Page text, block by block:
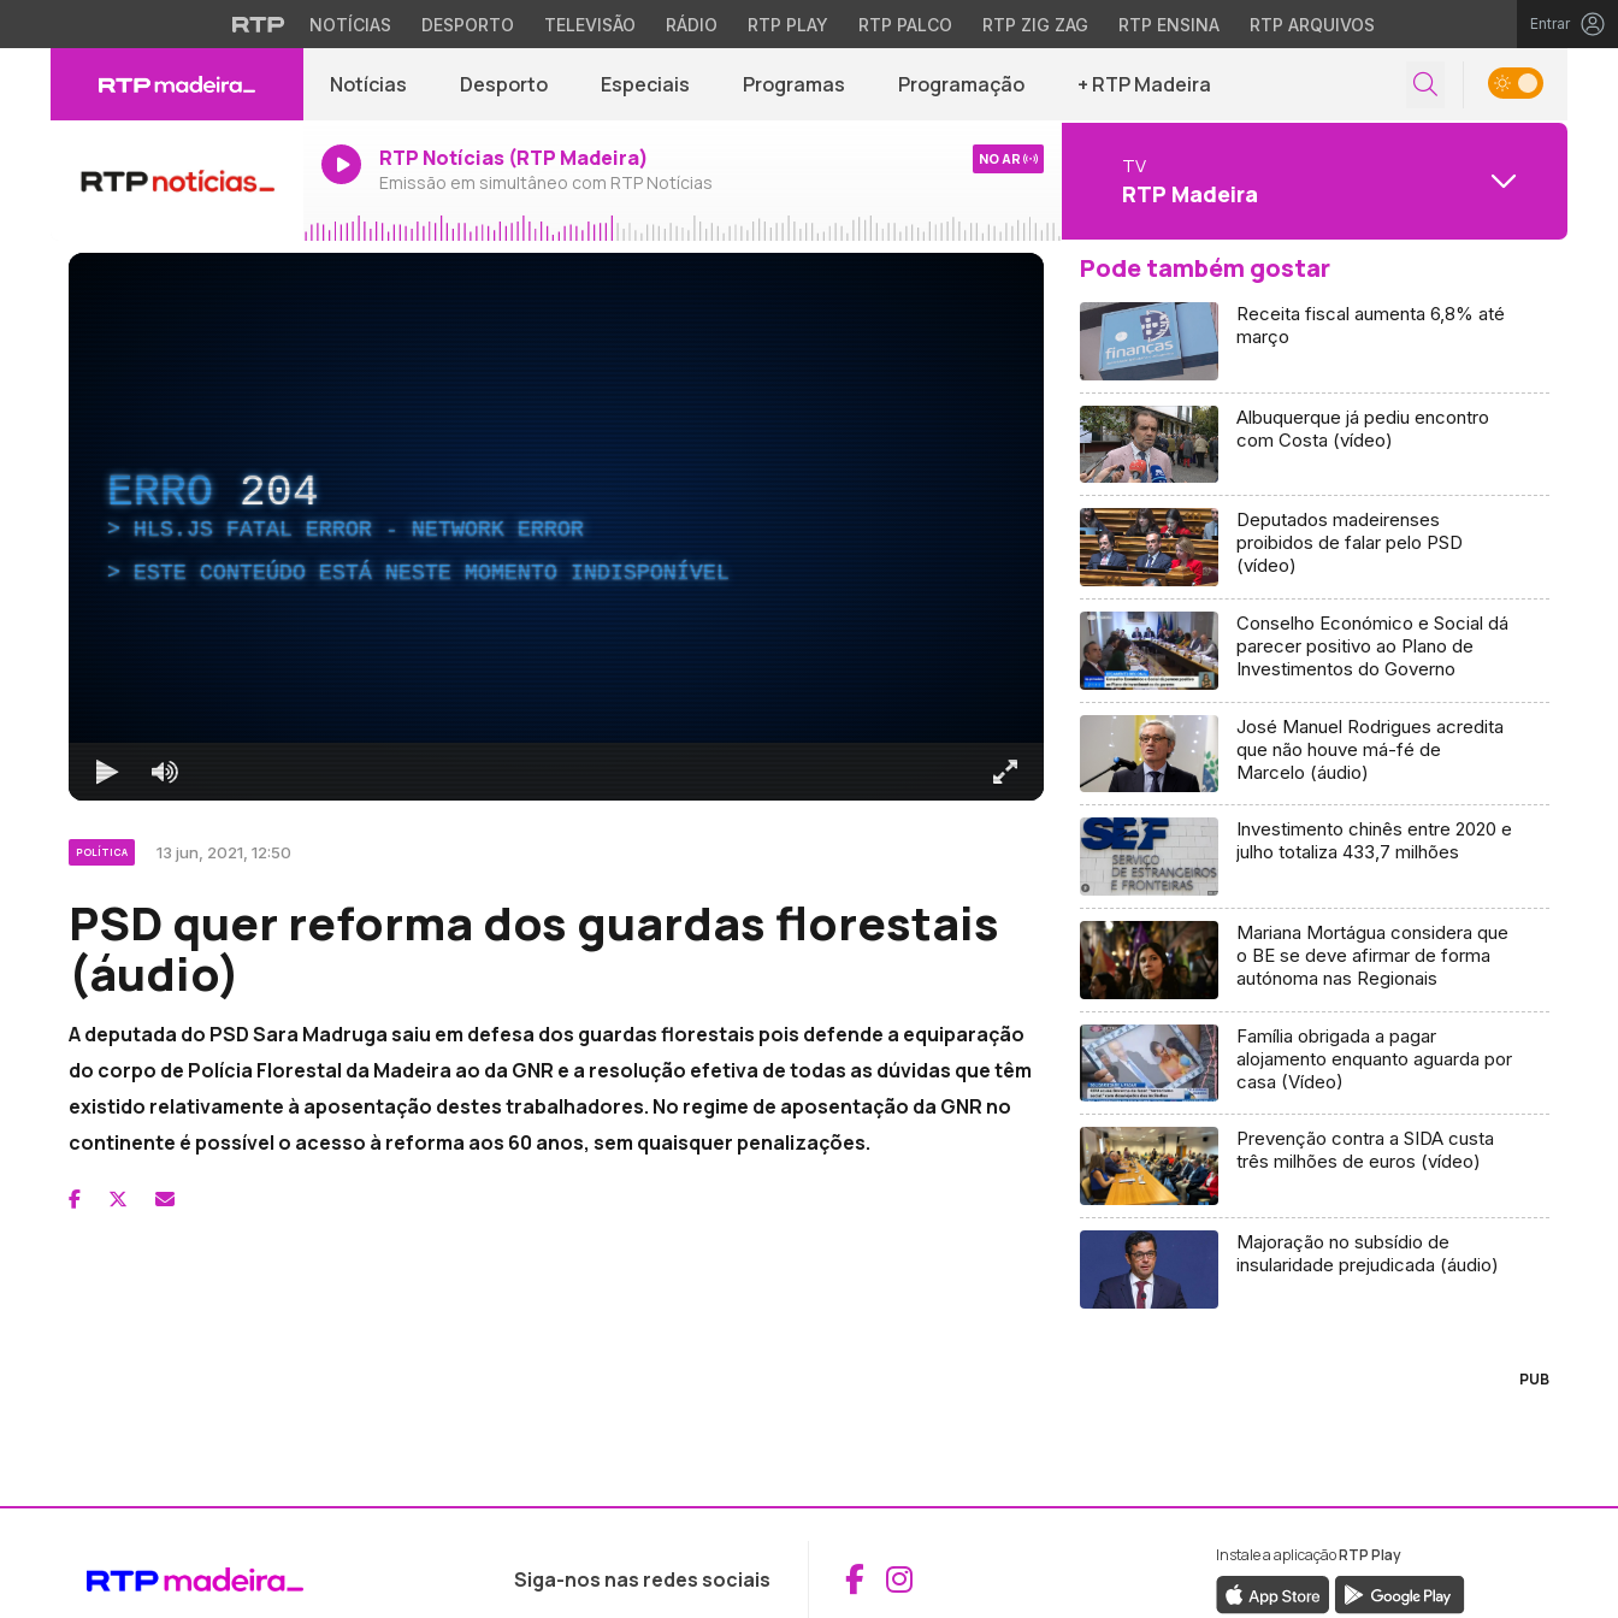
NOTÍCIAS DESPORTO TELEVISÃO RÁDIO RTP PLAY RTP PALCO RTP ZIG ZAG RTP ENSINA RTP ARQUIVOS Entrar
Notícias Desporto Especiais Programas Programação + RTP Madeira
RTP Notícias (RTP Madeira)
Emissão em simultâneo com RTP Notícias
NO AR TV
RTP Madeira
ERRO 204
HLS.JS FATAL ERROR - NETWORK ERROR
ESTE CONTEÚDO ESTÁ NESTE MOMENTO INDISPONÍVEL
POLÍTICA 13 jun, 2021, 12:50
PSD quer reforma dos guardas florestais
(áudio)
A deputada do PSD Sara Madruga saiu em defesa dos guardas florestais pois defende a equiparação
do corpo de Polícia Florestal da Madeira ao da GNR e a resolução efetiva de todas as dúvidas que têm
existido relativamente à aposentação destes trabalhadores. No regime de aposentação da GNR no
continente é possível o acesso à reforma aos 60 anos, sem quaisquer penalizações.
Pode também gostar
Receita fiscal aumenta 6,8% até
março
Albuquerque já pediu encontro
com Costa (vídeo)
Deputados madeirenses
proibidos de falar pelo PSD
(vídeo)
Conselho Económico e Social dá
parecer positivo ao Plano de
Investimentos do Governo
José Manuel Rodrigues acredita
que não houve má-fé de
Marcelo (áudio)
Investimento chinês entre 2020 e
julho totaliza 433,7 milhões
Mariana Mortágua considera que
o BE se deve afirmar de forma
autónoma nas Regionais
Família obrigada a pagar
alojamento enquanto aguarda por
casa (Vídeo)
Prevenção contra a SIDA custa
três milhões de euros (vídeo)
Majoração no subsídio de
insularidade prejudicada (áudio)
PUB
Siga-nos nas redes sociais Aceder ao Facebook da RTP Madeira
Aceder ao Instagram da RTP Madeira
Instale a aplicaçãoRTP Play